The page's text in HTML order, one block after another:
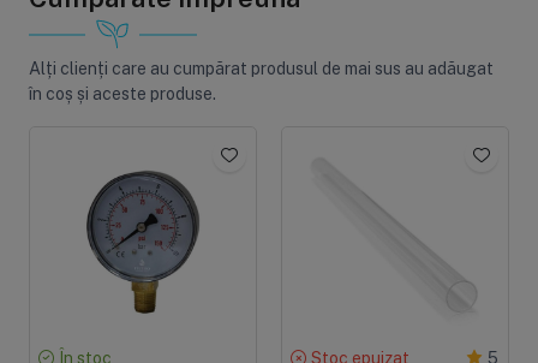
Alți clienți care au cumpărat produsul de mai sus au adăugat
în coș și aceste produse.
În stoc Stoc epuizat 5